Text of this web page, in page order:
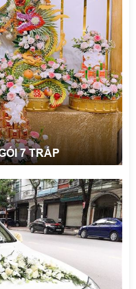
7 TRÁP